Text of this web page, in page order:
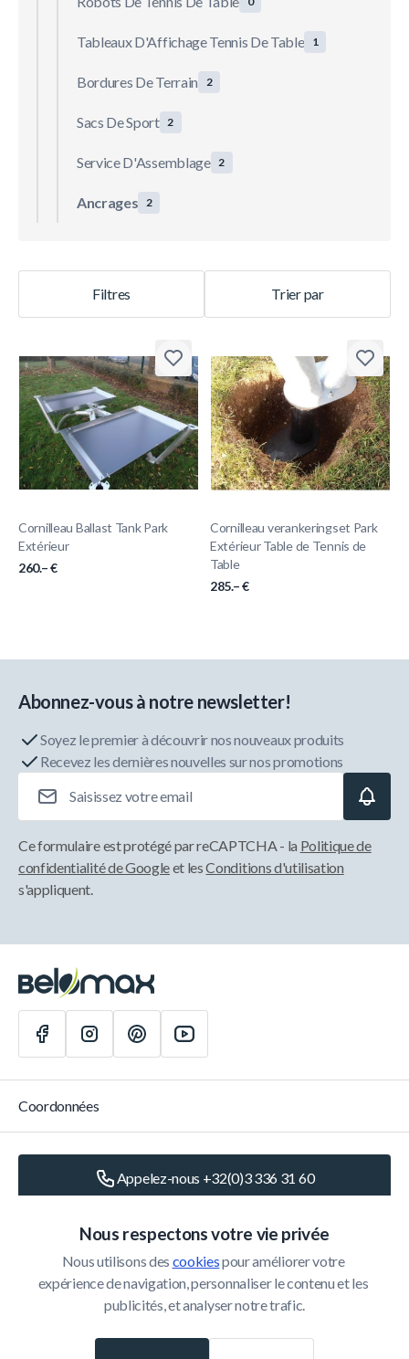
Tableaux D'Affichage Tennis De Table 1
Bordures De Terrain 2
Sacs De Sport 2
Service D'Assemblage 2
Ancrages 2
Trier par
Filtres
Cornilleau Ballast Tank Park
Extérieur
260.– €
Cornilleau verankeringset Park
Extérieur Table de Tennis de
Table
285.– €
Nous respectons votre vie privée
Nous utilisons des cookies pour améliorer votre
expérience de navigation, personnaliser le contenu et les
publicités, et analyser notre trafic.
Abonnez-vous à notre newsletter!
Soyez le premier à découvrir nos nouveaux produits
Recevez les dernières nouvelles sur nos promotions
Ce formulaire est protégé par reCAPTCHA - la Politique de
confidentialité de Googleet lesConditions d'utilisation
s'appliquent.
Coordonnées
Appelez-nous +32(0)3 336 31 60
Écrivez-nous info@belomax.com
Routebeschrijving naar de Belomax